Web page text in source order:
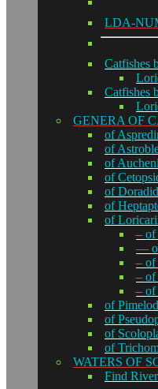
LDA-
Catfishes
Catfishes
GENERA OF
of
of
of
of
of
of
of
– of
—
– of
– of
– of
of
of
of
of
WATERS OF
Find